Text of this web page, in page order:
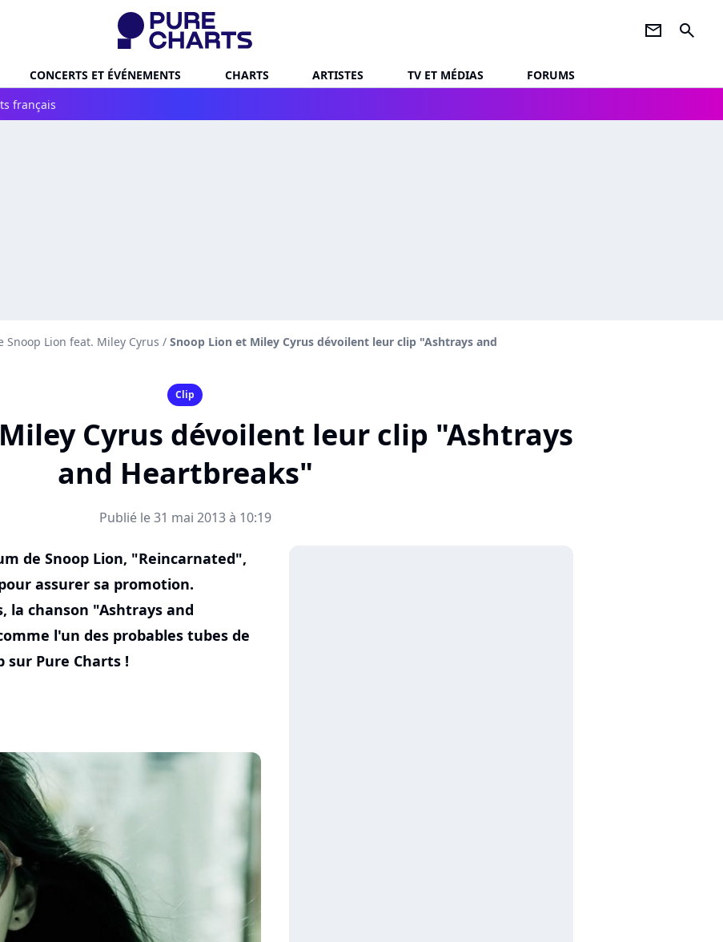
newsletter search
CONCERTS ET ÉVÉNEMENTS CHARTS ARTISTES TV ET MÉDIAS
FORUMS
français
Snoop Lion feat. Miley Cyrus / Snoop Lion et Miley Cyrus dévoilent leur clip "Ashtrays and
Clip
Cyrus dévoilent leur clip "Ashtrays
and Heartbreaks"
Publié le 31 mai 2013 à 10:19
de Snoop Lion, "Reincarnated",
assurer sa promotion.
la chanson "Ashtrays and
l'un des probables tubes de
sur Pure Charts !